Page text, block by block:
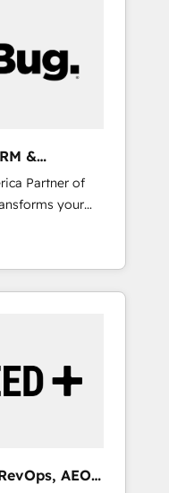
a mess." ⚙️
for total
for enterprise-
| 1,000+
&
Partner of
your
engine. Our
and Point
making this the
team. -
to drive
custom agents
AEO